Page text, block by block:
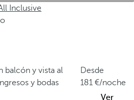
Inclusive
balcón y vista al
y bodas
Desde
181
/noche
Ver